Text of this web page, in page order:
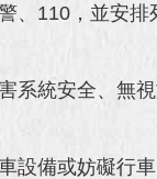
、110，並安
統安全、無
備或妨礙行